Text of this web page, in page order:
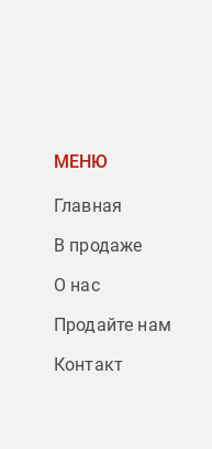
МЕНЮ
Главная
В продаже
О нас
Продайте нам
Контакт